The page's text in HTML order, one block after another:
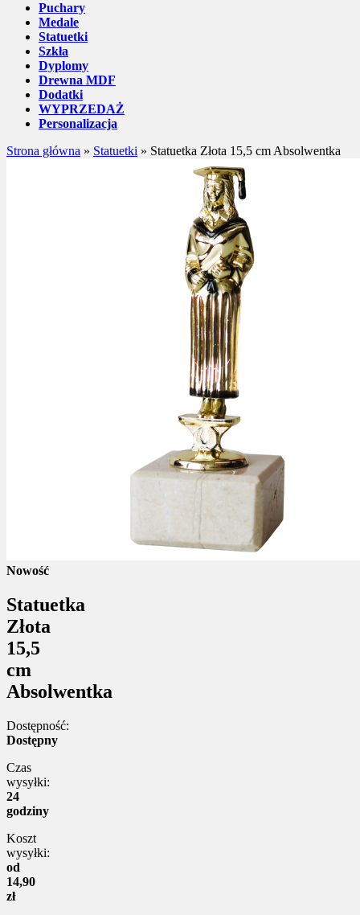
Puchary
Medale
Statuetki
Szkła
Dyplomy
Drewna MDF
Dodatki
WYPRZEDAŻ
Personalizacja
Strona główna » Statuetki » Statuetka Złota 15,5 cm Absolwentka
Nowość
Statuetka
Złota
15,5
cm
Absolwentka
Dostępność:
Dostępny
Czas
wysyłki:
24
godziny
Koszt
wysyłki:
od
14,90
zł